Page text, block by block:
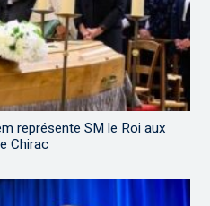
représente SM le Roi aux
Chirac